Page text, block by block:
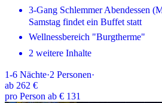
3-Gang Schlemmer Abendessen
Samstag findet ein Buffet statt
Wellnessbereich "Burgtherme"
2 weitere Inhalte
1-6 Nächte·2 Personen·
ab 262 €
pro Person ab € 131